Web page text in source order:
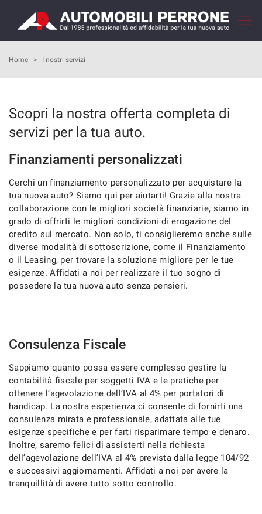
HOME
COME ACQUISTARE
I NOSTRI SERVIZI
RECENSIONI
LISTA VEICOLI
VENDI LA TUA AUTO
ASSISTENZA POST VENDITA
NEWS
AREA COMMERCIANTI
Home > I nostri servizi
Scopri la nostra offerta completa di
servizi per la tua auto.
Finanziamenti personalizzati
Cerchi un finanziamento personalizzato per acquistare la
tua nuova auto? Siamo qui per aiutarti! Grazie alla nostra
collaborazione con le migliori società finanziarie, siamo in
grado di offrirti le migliori condizioni di erogazione del
credito sul mercato. Non solo, ti consiglieremo anche sulle
diverse modalità di sottoscrizione, come il Finanziamento
o il Leasing, per trovare la soluzione migliore per le tue
esigenze. Affidati a noi per realizzare il tuo sogno di
possedere la tua nuova auto senza pensieri.
Consulenza Fiscale
Sappiamo quanto possa essere complesso gestire la
contabilità fiscale per soggetti IVA e le pratiche per
ottenere l’agevolazione dell’IVA al 4% per portatori di
handicap. La nostra esperienza ci consente di fornirti una
consulenza mirata e professionale, adattata alle tue
esigenze specifiche e per farti risparimare tempo e denaro.
Inoltre, saremo felici di assisterti nella richiesta
dell’agevolazione dell’IVA al 4% prevista dalla legge 104/92
e successivi aggiornamenti. Affidati a noi per avere la
tranquillità di avere tutto sotto controllo.
tue
preferenze
di
pannello
consente
esprimere
tue
preferenze
di
consenso
alle
tecnologie
di
tracciamento
che
adottiamo
funzionalità
e
le
attività
di
seguito
descritte.
Per
ottenere
maggiori
informazioni
sull'utilità
e